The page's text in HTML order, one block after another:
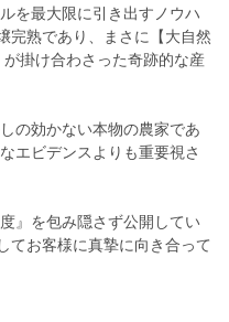
を最大限に引き出すノウハ
完熟であり、まさに【大自然
掛け合わさった奇跡的な産
の効かない本物の農家であ
エビデンスよりも重要視さ
』を包み隠さず公開してい
てお客様に真摯に向き合って